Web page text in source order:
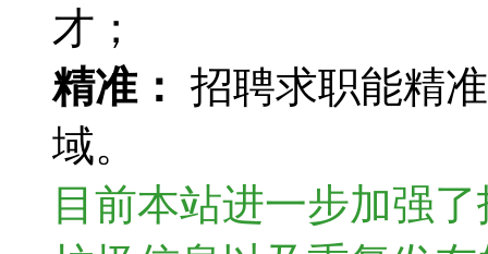
才；
精准： 招聘求职能精
域。
目前本站进一步加强